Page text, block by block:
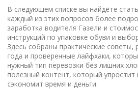
В следующем списке вы найдёте
каждый из этих вопросов более
заработка водителя Газели и
инструкций по упаковке обуви и
Здесь собраны практические
года и проверенные лайфхаки,
нужный тип перевозки без лишних
полезный контент, который
сэкономит время и деньги.